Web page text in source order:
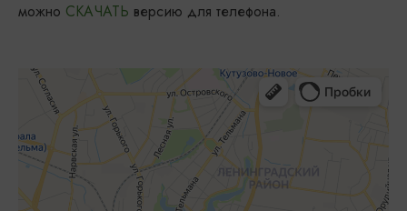
можно СКАЧАТЬ версию для телефона.